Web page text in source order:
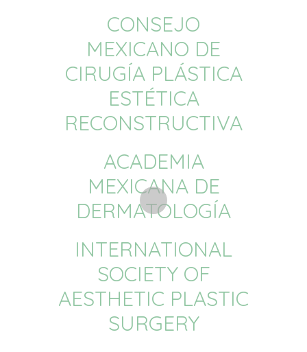
CONSEJO
MEXICANO DE
CIRUGÍA PLÁSTICA
ESTÉTICA
RECONSTRUCTIVA
ACADEMIA
MEXICANA DE
DERMATOLOGÍA
INTERNATIONAL
SOCIETY OF
AESTHETIC PLASTIC
SURGERY